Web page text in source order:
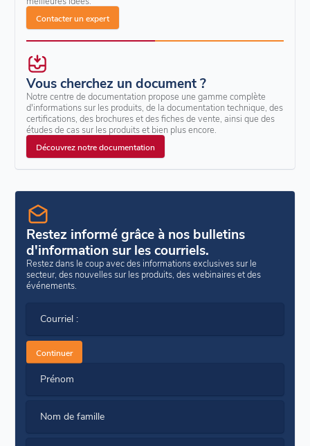
Contacter un expert
Vous cherchez un document ?
Notre centre de documentation propose une gamme complète
d'informations sur les produits, de la documentation technique, des
certifications, des brochures et des fiches de vente, ainsi que des
études de cas sur les produits et bien plus encore.
Découvrez notre documentation
Restez informé grâce à nos bulletins
d'information sur les courriels.
Restez dans le coup avec des informations exclusives sur le
secteur, des nouvelles sur les produits, des webinaires et des
événements.
Courriel :
Continuer
Prénom
Nom de famille